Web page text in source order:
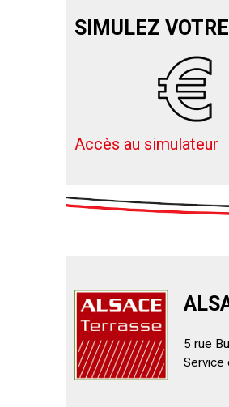
SIMULEZ
Accès au simulateur
5 rue
Service